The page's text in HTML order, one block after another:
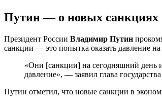
Путин — о новых санкциях
Президент России Владимир Путин
санкции — это попытка оказать давление
«Они [санкции] на сегодняшний день
давление», — заявил глава
Путин отметил, что новые санкции в